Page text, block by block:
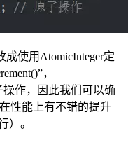
使用AtomicInteger定
，
操作，因此我们可以确
性能上有不错的提升
）。